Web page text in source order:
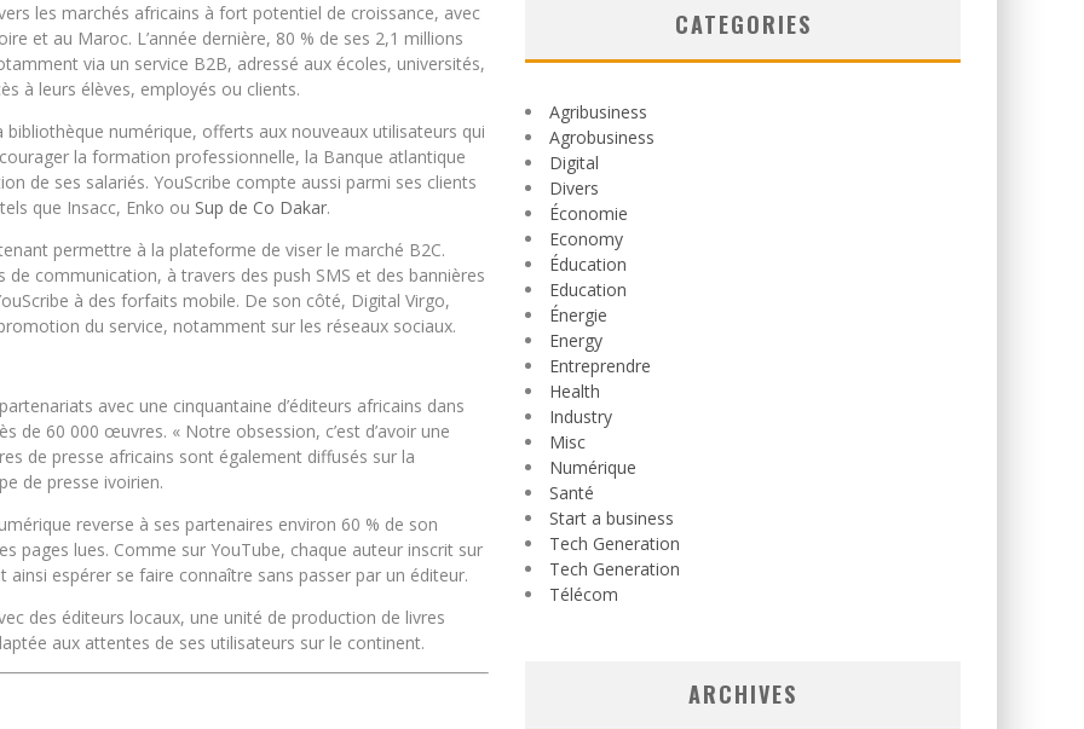
les marchés africains à fort potentiel de croissance, avec
et au Maroc. L’année dernière, 80 % de ses 2,1 millions
via un service B2B, adressé aux écoles, universités,
à leurs élèves, employés ou clients.
numérique, offerts aux nouveaux utilisateurs qui
la formation professionnelle, la Banque atlantique
de ses salariés. YouScribe compte aussi parmi ses clients
que Insacc, Enko ou Sup de Co Dakar.
permettre à la plateforme de viser le marché B2C.
de communication, à travers des push SMS et des bannières
à des forfaits mobile. De son côté, Digital Virgo,
du service, notamment sur les réseaux sociaux.
avec une cinquantaine d’éditeurs africains dans
de 60 000 œuvres. « Notre obsession, c’est d’avoir une
de presse africains sont également diffusés sur la
de presse ivoirien.
reverse à ses partenaires environ 60 % de son
pages lues. Comme sur YouTube, chaque auteur inscrit sur
espérer se faire connaître sans passer par un éditeur.
des éditeurs locaux, une unité de production de livres
aux attentes de ses utilisateurs sur le continent.
CATEGORIES
Agribusiness
Agrobusiness
Digital
Divers
Économie
Economy
Éducation
Education
Énergie
Energy
Entreprendre
Health
Industry
Misc
Numérique
Santé
Start a business
Tech Generation
Tech Generation
Télécom
ARCHIVES